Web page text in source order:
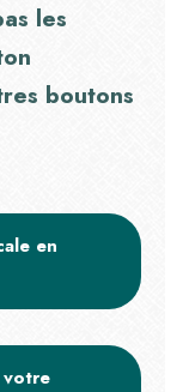
les
boutons
en
votre